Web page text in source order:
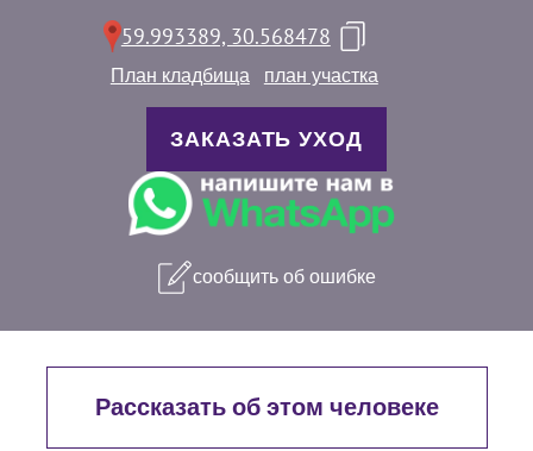
59.993389, 30.568478
План кладбища план участка
ЗАКАЗАТЬ УХОД
сообщить об ошибке
Рассказать об этом человеке